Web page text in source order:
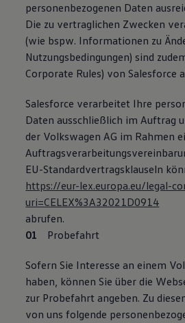
personenbezogenen Daten
Die zu vertraglichen Zwecken
(wie bspw. Informationen zu
Nutzungsbedingungen) sind
Corporate Rules) von Salesforce
Salesforce verarbeitet Ihre
Daten ausschließlich im Auftrag
der Volkswagen AG im Rahmen
EU-Standardvertragsklauseln
https://eur-lex.europa.eu/legal-
uri=CELEX%3A32021D0914
abrufen.
Probefahrt
Sofern Sie Interesse an einem
haben, können Sie über die
zur Probefahrt angeben. Zu
von uns folgende